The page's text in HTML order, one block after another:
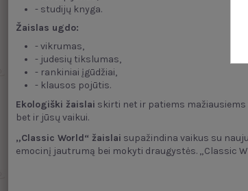
- studijų knyga.
Žaislas ugdo:
- vikrumas,
- judesių tikslumas,
- rankiniai įgūdžiai,
- klausos pojūtis.
Ekologiški žaislai skirti net ir patiems mažiausiems
bet ir jūsų vaikui.
„Classic World“ žaislai supažindina vaikus su
emocinį jautrumą bei mokyti draugystės. „Classic